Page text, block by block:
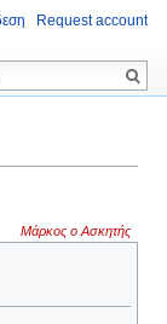
Μάρκος ο Ασκητής
Request account